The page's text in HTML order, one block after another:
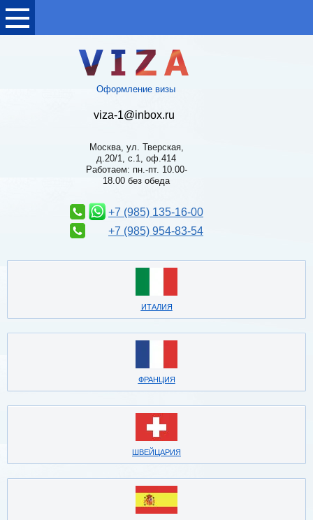
Оформление визы
viza-1@inbox.ru
Москва, ул. Тверская,
д.20/1, с.1, оф.414
Работаем: пн.-пт. 10.00-
18.00 без обеда
+7 (985) 135-16-00
+7 (985) 954-83-54
ИТАЛИЯ
ФРАНЦИЯ
ШВЕЙЦАРИЯ